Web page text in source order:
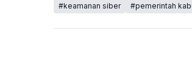
#keamanan siber
#pemerintah